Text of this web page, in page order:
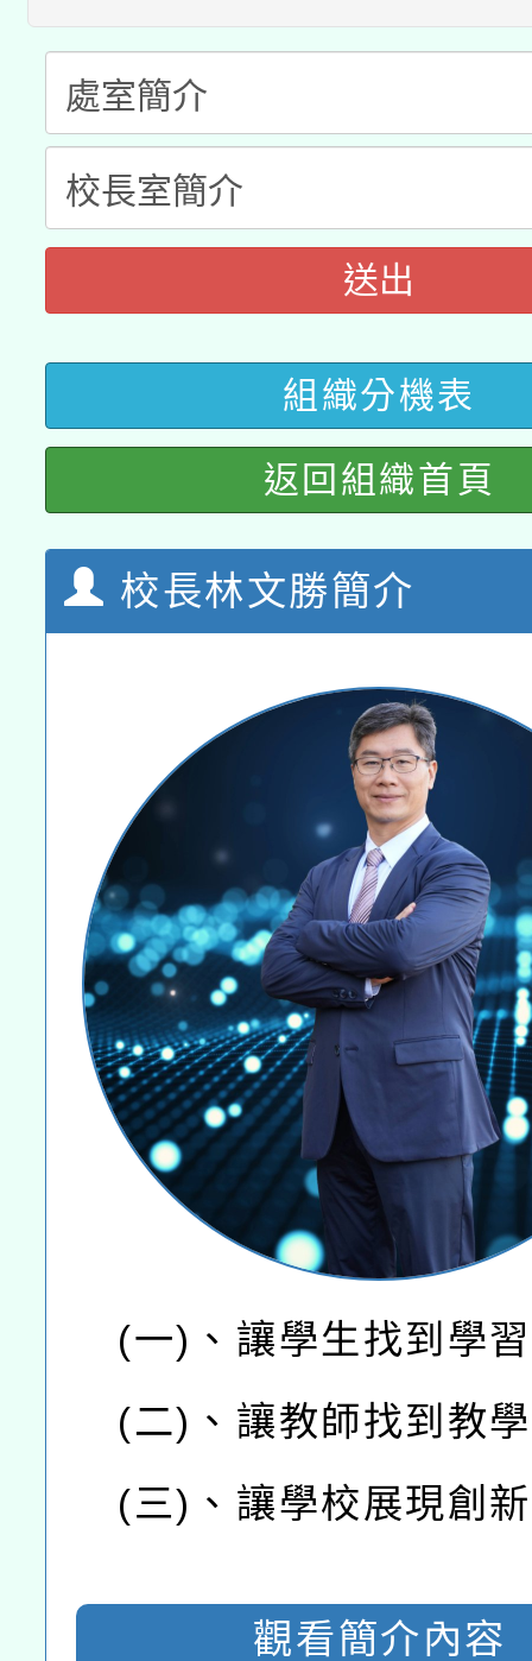
招)
暨閱讀推動專業研習
科技賦能─人工智慧
礎課程
A3數位素養講師名單
「數位內容與教學軟體
pilot」
有關大陸委員會函釋公
薪期間赴陸應申請許可
轉知經濟部水利署委託
業技術研究院辦理「
用水績優單位及節水達
動」
115年8月22日(星期六
桃園市孔廟祈福系列
開 智慧啟航」
2026年桃園地景藝術
送出
組織分機表
返回組織首頁
校長林文勝簡介
(一)、 讓學生找到 學
(二)、 讓教師找到 教
(三)、 讓學校展現創
觀看簡介內容